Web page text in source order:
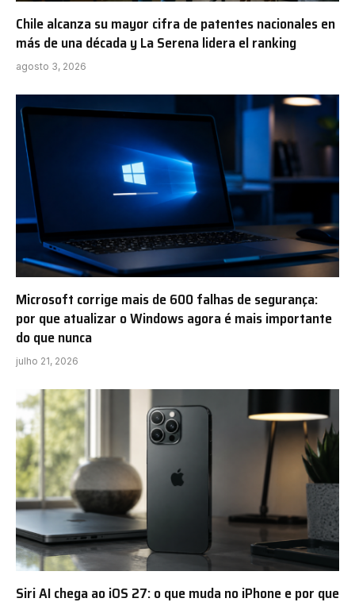
Chile alcanza su mayor cifra de patentes nacionales en
más de una década y La Serena lidera el ranking
agosto 3, 2026
Microsoft corrige mais de 600 falhas de segurança:
por que atualizar o Windows agora é mais importante
do que nunca
julho 21, 2026
Siri AI chega ao iOS 27: o que muda no iPhone e por que